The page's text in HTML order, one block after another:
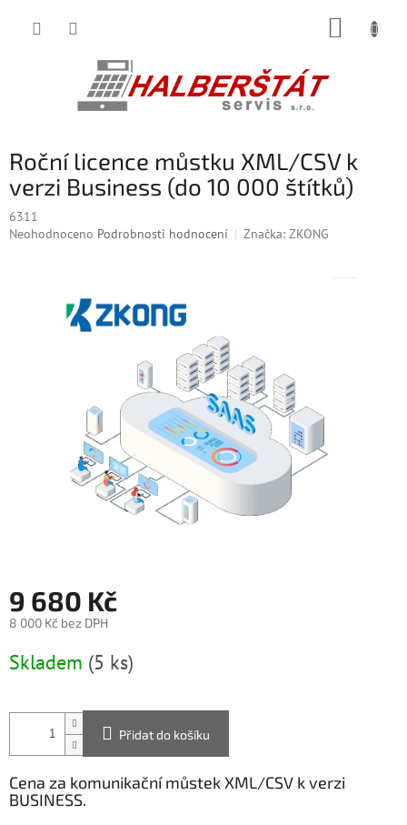
Roční licence můstku XML/CSV k
verzi Business (do 10 000 štítků)
6311
Průměrné
Neohodnoceno Podrobnosti hodnocení Značka: ZKONG
9 680 Kč
8 000 Kč bez DPH
cena:
Skladem (5 ks)
Přidat do košíku
Cena za komunikační můstek XML/CSV k verzi
BUSINESS.